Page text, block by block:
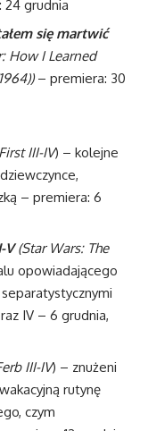
24 grudnia
się martwić
How I Learned
– premiera: 30
III-IV) – kolejne
– premiera: 6
V(Star Wars: The
opowiadającego
IV – 6 grudnia,
III-IV) – znużeni
rutynę
czym